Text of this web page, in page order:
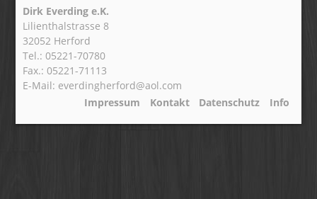
Dirk Everding e.K.
Lilienthalstrasse 8
32052 Herford
Tel.: 05221-70780
Fax.: 05221-71113
E-Mail: everdingherford@aol.com
Impressum
Kontakt Datenschutz Info